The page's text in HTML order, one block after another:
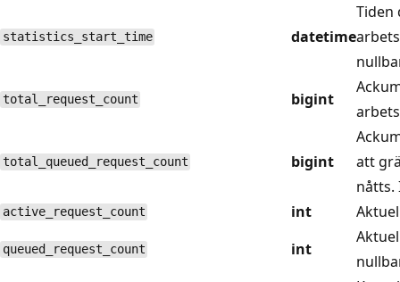
statistics_start_time datetime
Tiden
total_request_count bigint
total_queued_request_count bigint
att
nåtts.
active_request_count int
queued_request_count int